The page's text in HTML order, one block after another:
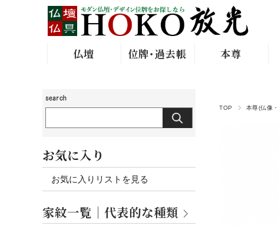
仏壇 位牌･過去帳 本尊
TOP 本尊(仏像
お気に入り
お気に入りリストを見る
家紋一覧｜代表的な種類